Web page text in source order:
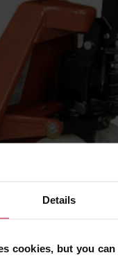
Details
cookies, but you
mit Edelstahl-